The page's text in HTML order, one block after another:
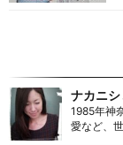
ナカニシ
1985年神
愛など、